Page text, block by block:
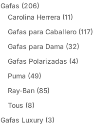
Gafas (206)
Carolina Herrera (11)
Gafas para Caballero (117)
Gafas para Dama (32)
Gafas Polarizadas (4)
Puma (49)
Ray-Ban (85)
Tous (8)
Gafas Luxury (3)